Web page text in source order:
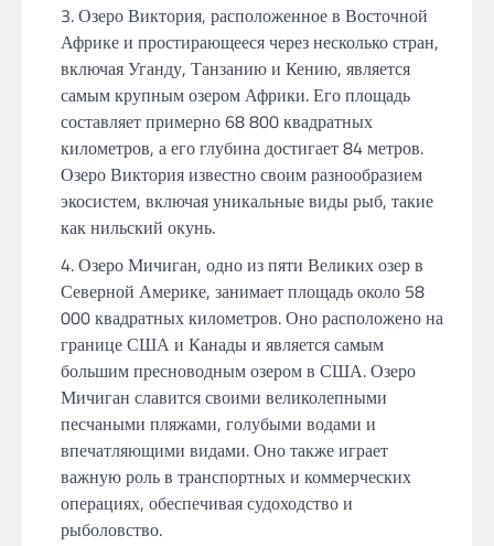
Озеро Виктория, расположенное в Восточной
Африке и простирающееся через несколько стран,
включая Уганду, Танзанию и Кению, является
самым крупным озером Африки. Его площадь
составляет примерно 68 800 квадратных
километров, а его глубина достигает 84 метров.
Озеро Виктория известно своим разнообразием
экосистем, включая уникальные виды рыб, такие
как нильский окунь.
Озеро Мичиган, одно из пяти Великих озер в
Северной Америке, занимает площадь около 58
000 квадратных километров. Оно расположено на
границе США и Канады и является самым
большим пресноводным озером в США. Озеро
Мичиган славится своими великолепными
песчаными пляжами, голубыми водами и
впечатляющими видами. Оно также играет
важную роль в транспортных и коммерческих
операциях, обеспечивая судоходство и
рыболовство.